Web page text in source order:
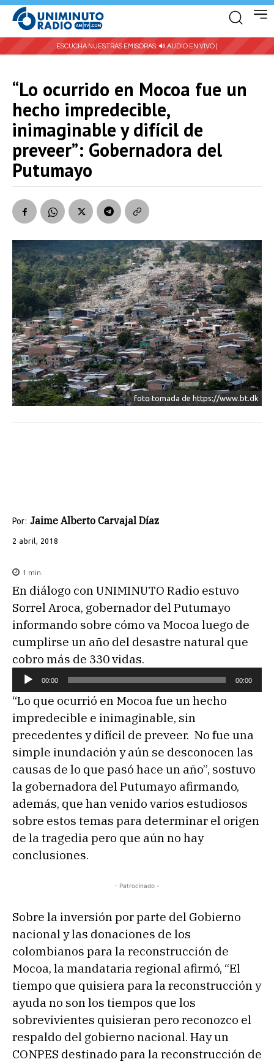
ESCUCHA NUESTRAS EMISORAS: 🔊 AUDIO EN VIVO |
“Lo ocurrido en Mocoa fue un
hecho impredecible,
inimaginable y difícil de
preveer”: Gobernadora del
Putumayo
foto tomada de https://www.bt.dk
Por: Jaime Alberto Carvajal Díaz
2 abril, 2018
1 min.
En diálogo con UNIMINUTO Radio estuvo
Sorrel Aroca, gobernador del Putumayo
informando sobre cómo va Mocoa luego de
cumplirse un año del desastre natural que
cobro más de 330 vidas.
e
p
r
o
d
u
c
t
o
r
d
u
d
i
o
00:00 00:00
“Lo que ocurrió en Mocoa fue un hecho
impredecible e inimaginable, sin
precedentes y difícil de preveer. No fue una
simple inundación y aún se desconocen las
causas de lo que pasó hace un año”, sostuvo
la gobernadora del Putumayo afirmando,
además, que han venido varios estudiosos
sobre estos temas para determinar el origen
de la tragedia pero que aún no hay
conclusiones.
- Patrocinado -
Sobre la inversión por parte del Gobierno
nacional y las donaciones de los
colombianos para la reconstrucción de
Mocoa, la mandataria regional afirmó, “El
tiempo que quisiera para la reconstrucción y
ayuda no son los tiempos que los
sobrevivientes quisieran pero reconozco el
respaldo del gobierno nacional. Hay un
CONPES destinado para la reconstrucción de